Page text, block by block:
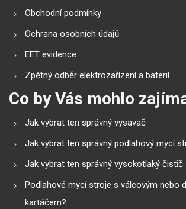
Obchodní podmínky
Ochrana osobních údajů
EET evidence
Zpětný odběr elektrozařízení a baterií
Co by Vás mohlo
Jak vybrat ten správný vysavač
Jak vybrat ten správný podlahový mycí
Jak vybrat ten správný vysokotlaký čistič
Podlahové mycí stroje s válcovým nebo
kartáčem?